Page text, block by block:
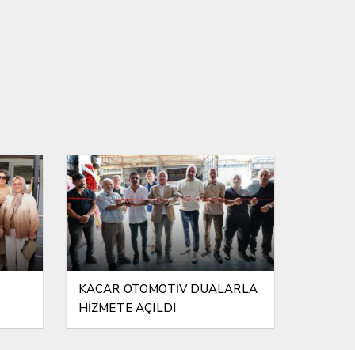
KACAR OTOMOTİV DUALARLA
HİZMETE AÇILDI